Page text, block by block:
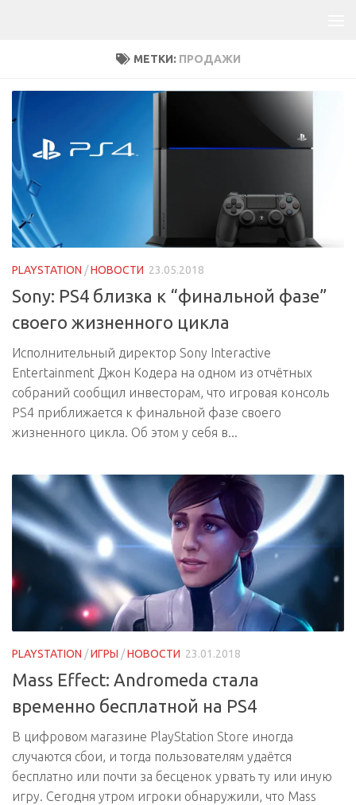
МЕТКИ: ПРОДАЖИ
PLAYSTATION /НОВОСТИ 23.05.2018
Sony: PS4 близка к “финальной фазе”
своего жизненного цикла
Исполнительный директор Sony Interactive
Entertainment Джон Кодера на одном из отчётных
собраний сообщил инвесторам, что игровая консоль
PS4 приближается к финальной фазе своего
жизненного цикла. Об этом у себя в...
PLAYSTATION /ИГРЫ /НОВОСТИ 23.01.2018
Mass Effect: Andromeda стала
временно бесплатной на PS4
В цифровом магазине PlayStation Store иногда
случаются сбои, и тогда пользователям удаётся
бесплатно или почти за бесценок урвать ту или иную
игру. Сегодня утром игроки обнаружили, что Mass